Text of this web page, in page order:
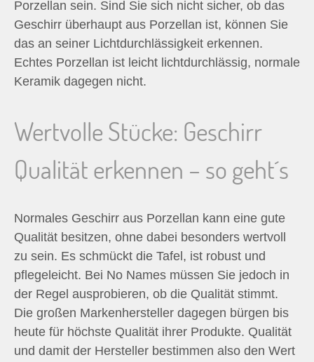
Porzellan sein. Sind Sie sich nicht sicher, ob das
Geschirr überhaupt aus Porzellan ist, können Sie
das an seiner Lichtdurchlässigkeit erkennen.
Echtes Porzellan ist leicht lichtdurchlässig, normale
Keramik dagegen nicht.
Wertvolle Stücke: Geschirr
Qualität erkennen – so geht´s
Normales Geschirr aus Porzellan kann eine gute
Qualität besitzen, ohne dabei besonders wertvoll
zu sein. Es schmückt die Tafel, ist robust und
pflegeleicht. Bei No Names müssen Sie jedoch in
der Regel ausprobieren, ob die Qualität stimmt.
Die großen Markenhersteller dagegen bürgen bis
heute für höchste Qualität ihrer Produkte. Qualität
und damit der Hersteller bestimmen also den Wert